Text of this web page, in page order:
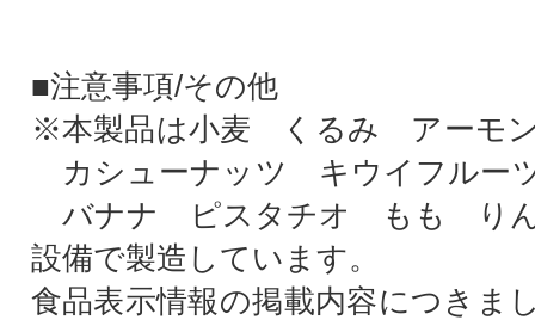
■注意事項/その他
※本製品は小麦 くるみ アーモ
カシューナッツ キウイフル
バナナ ピスタチオ もも りん
設備で製造しています。
食品表示情報の掲載内容につきま